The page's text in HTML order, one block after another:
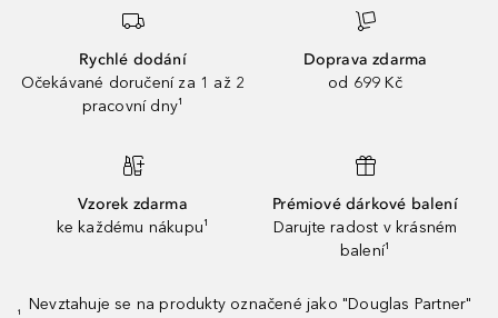
Rychlé dodání
Očekávané doručení za 1 až 2
pracovní dny¹
Doprava zdarma
od 699 Kč
Vzorek zdarma
ke každému nákupu¹
Prémiové dárkové balení
Darujte radost v krásném
balení¹
Nevztahuje se na produkty označené jako "Douglas Partner"